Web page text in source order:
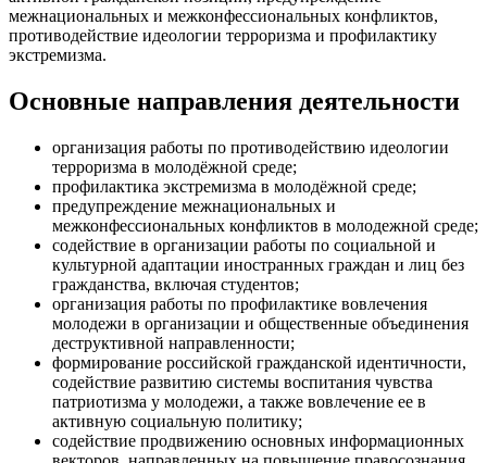
межнациональных и межконфессиональных конфликтов,
противодействие идеологии терроризма и профилактику
экстремизма.
Основные направления деятельности
организация работы по противодействию идеологии
терроризма в молодёжной среде;
профилактика экстремизма в молодёжной среде;
предупреждение межнациональных и
межконфессиональных конфликтов в молодежной среде;
содействие в организации работы по социальной и
культурной адаптации иностранных граждан и лиц без
гражданства, включая студентов;
организация работы по профилактике вовлечения
молодежи в организации и общественные объединения
деструктивной направленности;
формирование российской гражданской идентичности,
содействие развитию системы воспитания чувства
патриотизма у молодежи, а также вовлечение ее в
активную социальную политику;
содействие продвижению основных информационных